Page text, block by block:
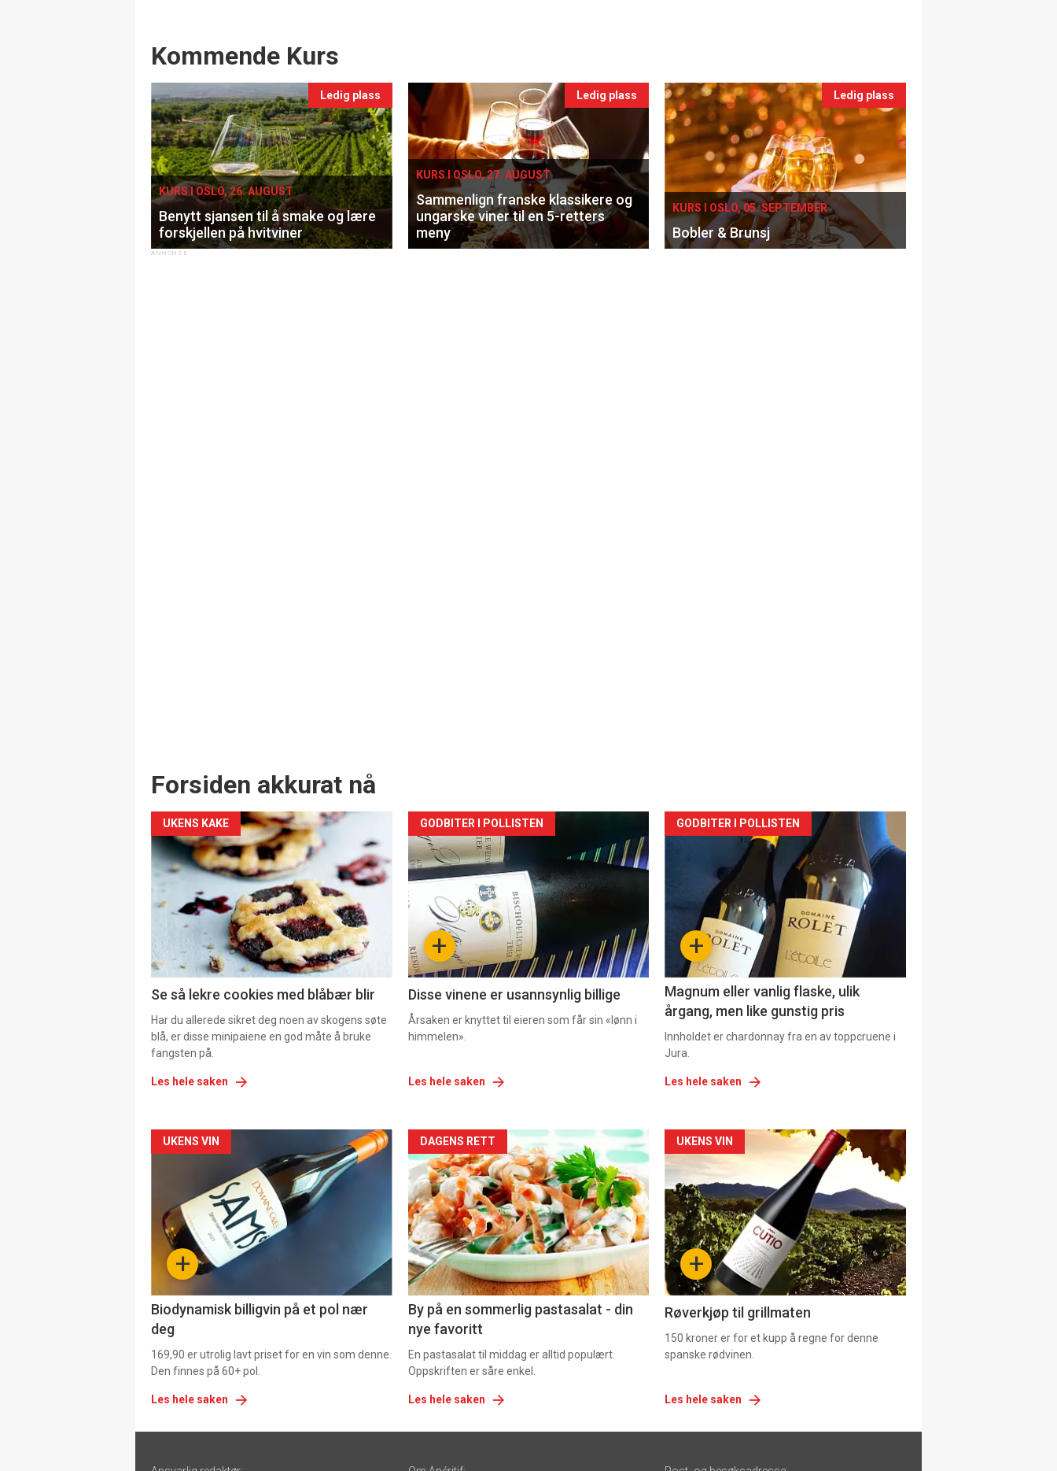
Events
Kommende Kurs
Ledig plass
KURS I OSLO, 26. AUGUST
Benytt sjansen til å smake og lære
forskjellen på hvitviner
Ledig plass
KURS I OSLO, 27. AUGUST
Sammenlign franske klassikere og
ungarske viner til en 5-retters
meny
Ledig plass
KURS I OSLO, 05. SEPTEMBER
Bobler & Brunsj
Forsiden akkurat nå
UKENS KAKE
Se så lekre cookies med blåbær blir
Har du allerede sikret deg noen av skogens søte
blå, er disse minipaiene en god måte å bruke
fangsten på.
Les hele saken
Forsiden
akkurat
nå
2 +
GODBITER I POLLISTEN
Disse vinene er usannsynlig billige
Årsaken er knyttet til eieren som får sin «lønn i
himmelen».
Les hele saken
Forsiden
akkurat
nå
+
GODBITER I POLLISTEN
Magnum eller vanlig flaske, ulik
årgang, men like gunstig pris
Innholdet er chardonnay fra en av toppcruene i
Jura.
Les hele saken
Forsiden
akkurat
nå
-
+
UKENS VIN
Biodynamisk billigvin på et pol nær
deg
169,90 er utrolig lavt priset for en vin som denne.
Den finnes på 60+ pol.
Les hele saken
Forsiden
akkurat
nå
-
5
DAGENS RETT
By på en sommerlig pastasalat - din
nye favoritt
En pastasalat til middag er alltid populært.
Oppskriften er såre enkel.
Les hele saken
Forsiden
akkurat
nå
-
6 +
UKENS VIN
Røverkjøp til grillmaten
150 kroner er for et kupp å regne for denne
spanske rødvinen.
Les hele saken